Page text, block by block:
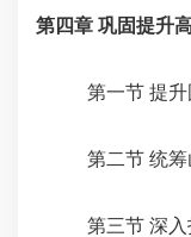
第四章 巩固提升
第一节 提
第二节 统
第三节 深